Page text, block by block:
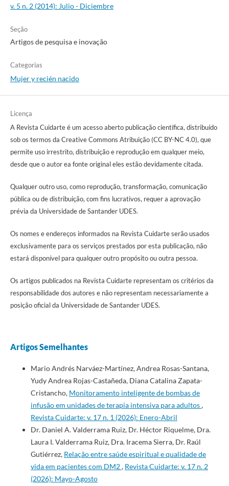
v. 5 n. 2 (2014): Julio - Diciembre
Seção
Artigos de pesquisa e inovação
Categorias
Mujer y recién nacido
Licença
A Revista Cuidarte é um acesso aberto publicação científica, distribuído
sob os termos da Creative Commons Atribuição (CC BY-NC 4.0), que
permite uso irrestrito, distribuição e reprodução em qualquer meio,
desde que o autor ea fonte original eles estão devidamente citada.
Qualquer outro uso, como reprodução, transformação, comunicação
pública ou de distribuição, com fins lucrativos, requer a aprovação
prévia da Universidade de Santander UDES.
Os nomes e endereços informados na Revista Cuidarte serão usados
exclusivamente para os serviços prestados por esta publicação, não
estará disponível para qualquer outro propósito ou outra pessoa.
Os artigos publicados na Revista Cuidarte representam os critérios da
responsabilidade dos autores e não representam necessariamente a
posição oficial da Universidade de Santander UDES.
Artigos Semelhantes
Mario Andrés Narváez-Martínez, Andrea Rosas-Santana,
Yudy Andrea Rojas-Castañeda, Diana Catalina Zapata-
Cristancho, Monitoramento inteligente de bombas de
infusão em unidades de terapia intensiva para adultos,
Revista Cuidarte: v. 17 n. 1 (2026): Enero-Abril
Dr. Daniel A. Valderrama Ruiz, Dr. Héctor Riquelme, Dra.
Laura I. Valderrama Ruiz, Dra. Iracema Sierra, Dr. Raúl
Gutiérrez, Relação entre saúde espiritual e qualidade de
vida em pacientes com DM2, Revista Cuidarte: v. 17 n. 2
(2026): Mayo-Agosto